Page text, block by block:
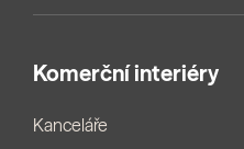
Komerční interiéry
Kanceláře